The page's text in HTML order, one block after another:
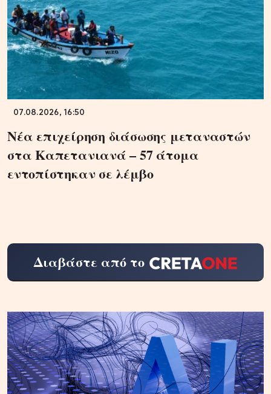
07.08.2026, 16:50
Νέα επιχείρηση διάσωσης μεταναστών
στα Καπετανιανά – 57 άτομα
εντοπίστηκαν σε λέμβο
Διαβάστε από το